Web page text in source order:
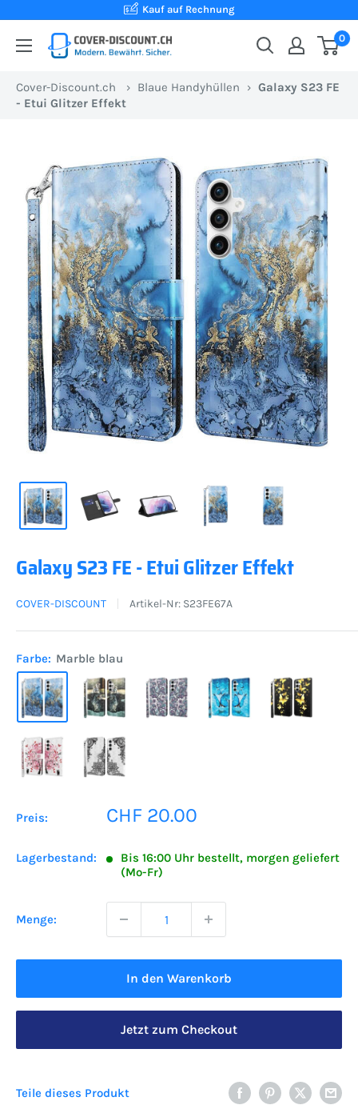
Inhalt
Kauf auf Rechnung
Cover-
Ihr
Onlineshop
Schweiz
für
Schutzhüllen
zum
besten
Preis
0
Cover-Discount.ch › Blaue Handyhüllen › Galaxy S23 FE
- Etui Glitzer Effekt
Galaxy S23 FE - Etui Glitzer Effekt
COVER-DISCOUNT Artikel-Nr: S23FE67A
Farbe: Marble blau
Preis: Sonderpreis
CHF 20.00
Lagerbestand:
Bis 16:00 Uhr bestellt, morgen geliefert
(Mo-Fr)
Menge:
In den Warenkorb
Jetzt zum Checkout
Teile dieses Produkt